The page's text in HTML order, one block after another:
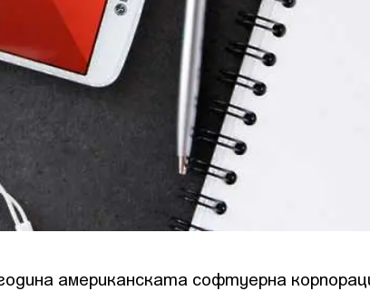
американската софтуерна